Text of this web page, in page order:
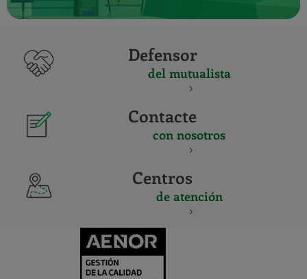
Defensor
del mutualista
Contacte
con nosotros
Centros
de atención